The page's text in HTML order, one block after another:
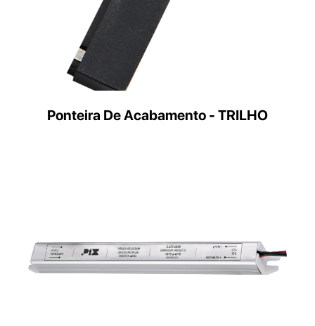
Ponteira De Acabamento - TRILHO